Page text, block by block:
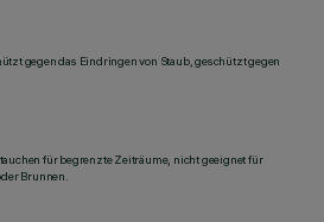
gegen das Eindringen von Staub, geschützt gegen
für begrenzte Zeiträume, nicht geeignet für
Brunnen.